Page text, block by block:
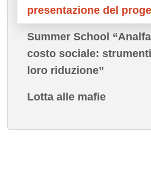
presentazione del
Summer School
costo sociale:
loro riduzione”
Lotta alle mafie